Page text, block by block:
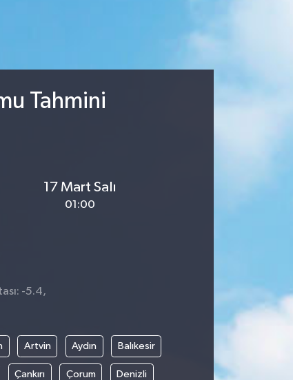
Tahmini
17 Mart Salı
01:00
-5.4,
Artvin Aydın Balıkesir
Çankırı Çorum Denizli